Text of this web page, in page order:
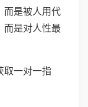
而是被人用代
而是对人性最
取一对一指